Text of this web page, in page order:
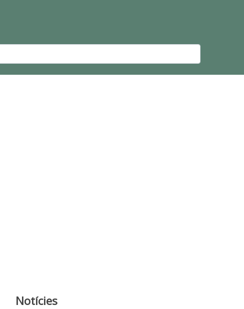
Notícies